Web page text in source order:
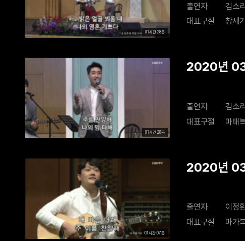
01시간 28분
출연자
김소
대표구절
창세
01시간 28분
2020년
출연자
김소
대표구절
마태
01시간 07분
2020년 03
출연자
이정
대표구절
마가